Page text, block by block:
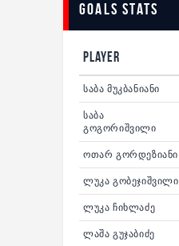
Goals Stats
Player
საბა მუკბანიანი
საბა
გოგორიშვილი
ოთარ გორდეზიანი
ლუკა გობეჯიშვილი
ლუკა ჩიხლაძე
ლაშა გუჯაბიძე